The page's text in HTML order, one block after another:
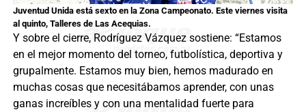
Juventud Unida está sexto en la Zona Campeonato. Este viernes visita
al quinto, Talleres de Las Acequias.
Y sobre el cierre, Rodríguez Vázquez sostiene: “Estamos
en el mejor momento del torneo, futbolística, deportiva y
grupalmente. Estamos muy bien, hemos madurado en
muchas cosas que necesitábamos aprender, con unas
ganas increíbles y con una mentalidad fuerte para